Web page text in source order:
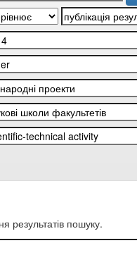
результатів пошуку.